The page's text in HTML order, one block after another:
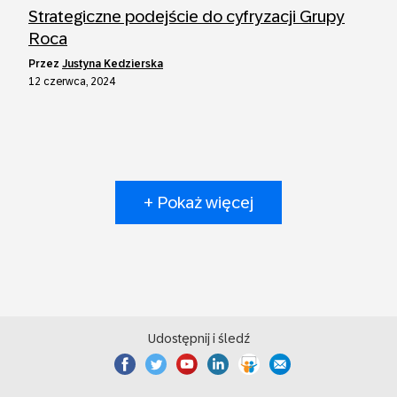
Strategiczne podejście do cyfryzacji Grupy
Roca
przez Justyna Kedzierska
12 czerwca, 2024
+ Pokaż więcej
Udostępnij i śledź